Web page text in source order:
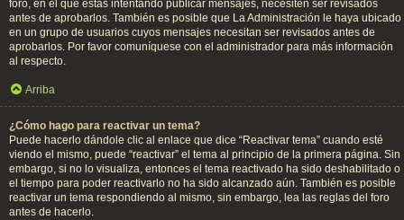
foro, en el que estas intentando publicar mensajes, necesiten ser revisados
antes de aprobarlos. También es posible que La Administración le haya ubicado
en un grupo de usuarios cuyos mensajes necesitan ser revisados antes de
aprobarlos. Por favor comuníquese con el administrador para más información
al respecto.
Arriba
¿Cómo hago para reactivar un tema?
Puede hacerlo dándole clic al enlace que dice “Reactivar tema” cuando esté
viendo el mismo, puede “reactivar” el tema al principio de la primera página. Sin
embargo, si no lo visualiza, entonces el tema reactivado ha sido deshabilitado o
el tiempo para poder reactivarlo no ha sido alcanzado aún. También es posible
reactivar un tema respondiendo al mismo, sin embargo, lea las reglas del foro
antes de hacerlo.